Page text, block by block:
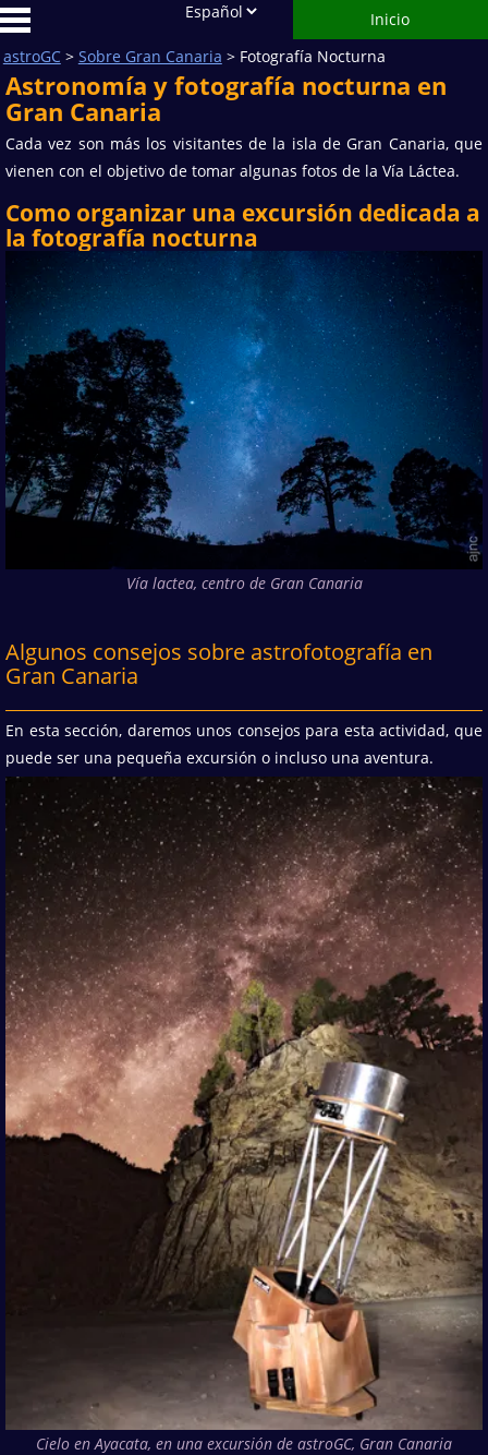
Inicio
astroGC> Sobre Gran Canaria > Fotografía Nocturna
Astronomía y fotografía nocturna en
Gran Canaria
Cada vez son más los visitantes de la isla de Gran Canaria, que
vienen con el objetivo de tomar algunas fotos de la Vía Láctea.
Como organizar una excursión dedicada a
la fotografía nocturna
Vía lactea, centro de Gran Canaria
Algunos consejos sobre astrofotografía en
Gran Canaria
En esta sección, daremos unos consejos para esta actividad, que
puede ser una pequeña excursión o incluso una aventura.
Cielo en Ayacata, en una excursión de astroGC, Gran Canaria